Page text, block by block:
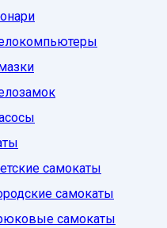
самокаты
самокаты
самокаты